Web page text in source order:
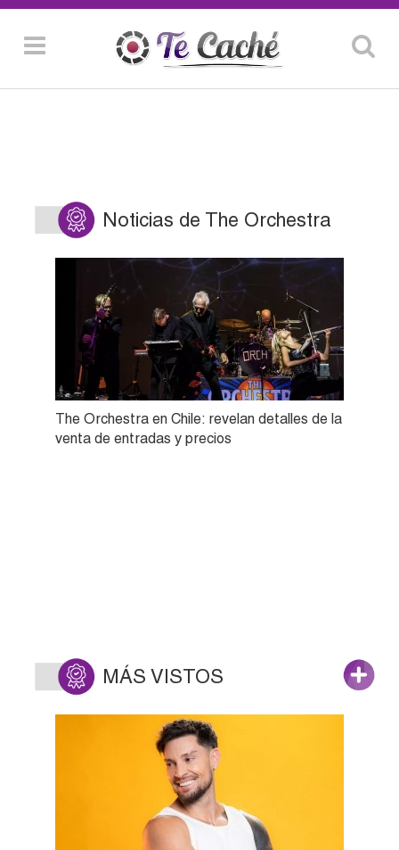
Noticias de The Orchestra
The Orchestra en Chile: revelan detalles de la
venta de entradas y precios
MÁS VISTOS